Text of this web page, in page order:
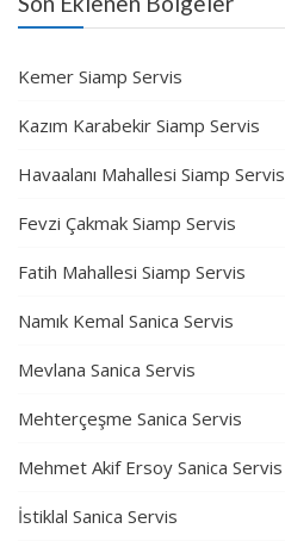
Kemer Siamp Servis
Kazım Karabekir Siamp Servis
Havaalanı Mahallesi Siamp Servis
Fevzi Çakmak Siamp Servis
Fatih Mahallesi Siamp Servis
Namık Kemal Sanica Servis
Mevlana Sanica Servis
Mehterçeşme Sanica Servis
Mehmet Akif Ersoy Sanica Servis
İstiklal Sanica Servis